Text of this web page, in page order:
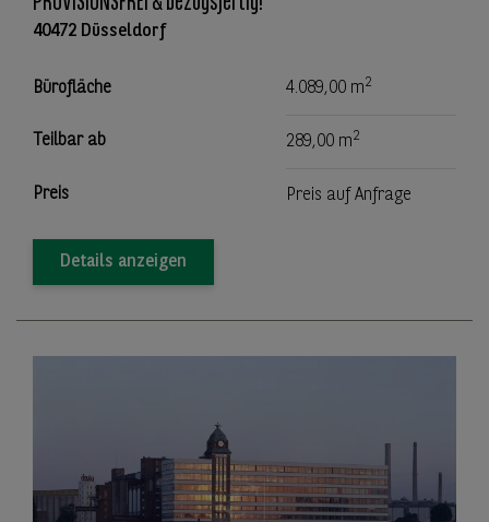
40472 Düsseldorf
Bürofläche 4.089,00 m2
Teilbar ab 289,00 m2
Preis Preis auf Anfrage
Details anzeigen